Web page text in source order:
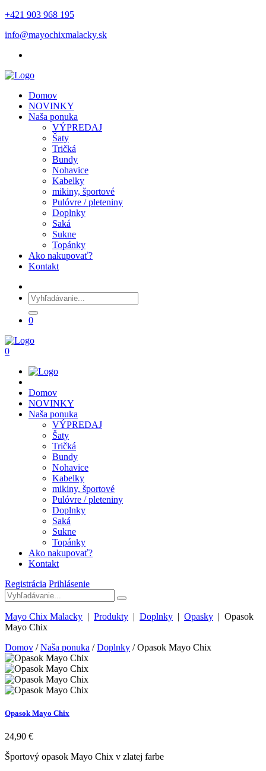
+421 903 968 195
info@mayochixmalacky.sk
Domov
NOVINKY
Naša ponuka
VÝPREDAJ
Šaty
Tričká
Bundy
Nohavice
Kabelky
mikiny, športové
Pulóvre / pleteniny
Doplnky
Saká
Sukne
Topánky
Ako nakupovať?
Kontakt
0
0
Domov
NOVINKY
Naša ponuka
VÝPREDAJ
Šaty
Tričká
Bundy
Nohavice
Kabelky
mikiny, športové
Pulóvre / pleteniny
Doplnky
Saká
Sukne
Topánky
Ako nakupovať?
Kontakt
Registrácia Prihlásenie
Mayo Chix Malacky | Produkty | Doplnky | Opasky | Opasok
Mayo Chix
Domov /Naša ponuka /Doplnky / Opasok Mayo Chix
Opasok Mayo Chix
24,90 €
Športový opasok Mayo Chix v zlatej farbe